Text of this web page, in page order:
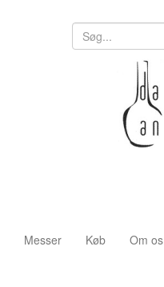
Messer Køb Om os